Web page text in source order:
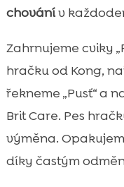
chovánív
Zahrnujeme cviky
hračku od Kong,
řekneme „Pusť“ a
Brit Care. Pes
výměna.
díky častým